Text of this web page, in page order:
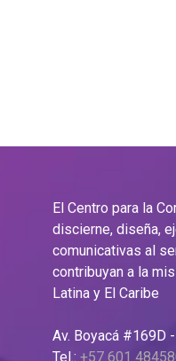
El Centro para la
discierne, diseña,
comunicativas al
contribuyan a la
Latina y El Caribe
Av. Boyacá #169D
Tel.: +57 601